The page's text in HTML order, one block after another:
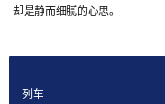
却是静而细腻的心思。
列车